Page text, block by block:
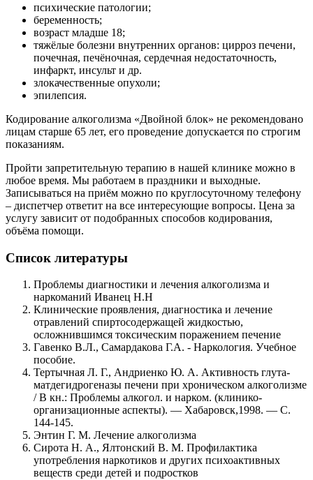
психические патологии;
беременность;
возраст младше 18;
тяжёлые болезни внутренних органов: цирроз печени,
почечная, печёночная, сердечная недостаточность,
инфаркт, инсульт и др.
злокачественные опухоли;
эпилепсия.
Кодирование алкоголизма «Двойной блок» не рекомендовано
лицам старше 65 лет, его проведение допускается по строгим
показаниям.
Пройти запретительную терапию в нашей клинике можно в
любое время. Мы работаем в праздники и выходные.
Записываться на приём можно по круглосуточному телефону
– диспетчер ответит на все интересующие вопросы. Цена за
услугу зависит от подобранных способов кодирования,
объёма помощи.
Список литературы
Проблемы диагностики и лечения алкоголизма и
наркоманий Иванец Н.Н
Клинические проявления, диагностика и лечение
отравлений спиртосодержащей жидкостью,
осложнившимся токсическим поражением печение
Гавенко В.Л., Самардакова Г.А. - Наркология. Учебное
пособие.
Тертычная Л. Г., Андриенко Ю. А. Активность глута-
матдегидрогеназы печени при хроническом алкоголизме
/ В кн.: Проблемы алкогол. и нарком. (клинико-
организационные аспекты). — Хабаровск,1998. — С.
144-145.
Энтин Г. М. Лечение алкоголизма
Сирота Н. А., Ялтонский В. М. Профилактика
употребления наркотиков и других психоактивных
веществ среди детей и подростков